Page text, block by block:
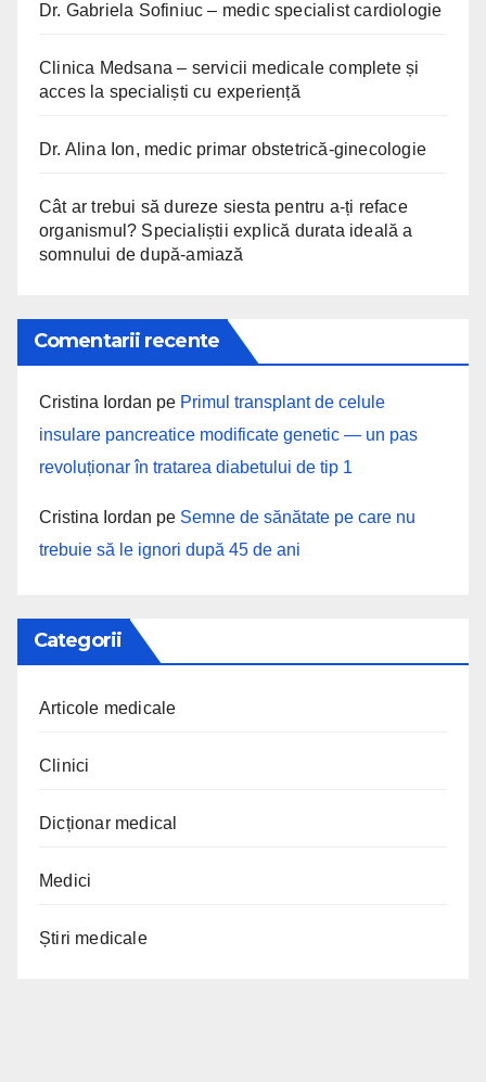
Dr. Gabriela Sofiniuc – medic specialist cardiologie
Clinica Medsana – servicii medicale complete și
acces la specialiști cu experiență
Dr. Alina Ion, medic primar obstetrică-ginecologie
Cât ar trebui să dureze siesta pentru a-ți reface
organismul? Specialiștii explică durata ideală a
somnului de după-amiază
Comentarii recente
Cristina Iordan pe Primul transplant de celule
insulare pancreatice modificate genetic — un pas
revoluționar în tratarea diabetului de tip 1
Cristina Iordan pe Semne de sănătate pe care nu
trebuie să le ignori după 45 de ani
Categorii
Articole medicale
Clinici
Dicționar medical
Medici
Știri medicale